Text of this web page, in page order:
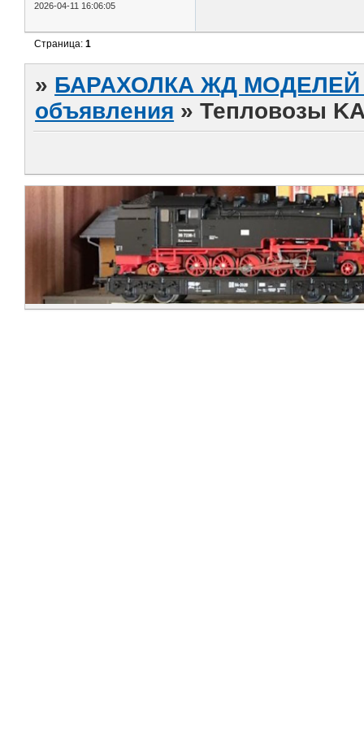
2026-04-11 16:06:05
Страница:1
» БАРАХОЛКА ЖД МОДЕЛЕЙ
объявления »Тепловозы